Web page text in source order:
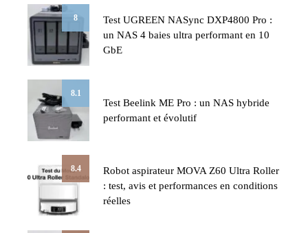
8
Test UGREEN NASync DXP4800 Pro :
un NAS 4 baies ultra performant en 10
GbE
8.1
Test Beelink ME Pro : un NAS hybride
performant et évolutif
8.4
Robot aspirateur MOVA Z60 Ultra Roller
: test, avis et performances en conditions
réelles